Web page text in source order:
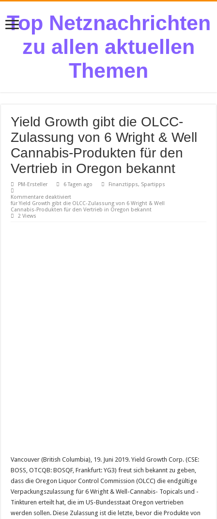
Top Netznachrichten
zu allen aktuellen
Themen
Yield Growth gibt die OLCC-
Zulassung von 6 Wright & Well
Cannabis-Produkten für den
Vertrieb in Oregon bekannt
PM-Ersteller 6 Tagen ago
Finanztipps, Spartipps
Kommentare deaktiviert
für Yield Growth gibt die OLCC-Zulassung von 6 Wright & Well
Cannabis-Produkten für den Vertrieb in Oregon bekannt
2 Views
Vancouver (British Columbia), 19. Juni 2019. Yield Growth Corp. (CSE:
BOSS, OTCQB: BOSQF, Frankfurt: YG3) freut sich bekannt zu geben,
dass die Oregon Liquor Control Commission (OLCC) die endgültige
Verpackungszulassung für 6 Wright & Well-Cannabis- Topicals und -
Tinkturen erteilt hat, die im US-Bundesstaat Oregon vertrieben
werden sollen. Diese Zulassung ist die letzte, bevor die Produkte von